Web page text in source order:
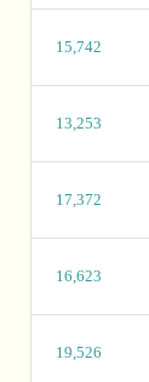
15,742
13,253
17,372
16,623
19,526